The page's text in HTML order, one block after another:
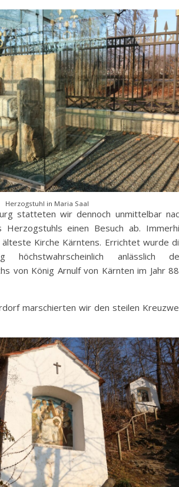
Herzogstuhl in Maria Saal
statteten wir dennoch unmittelbar
Herzogstuhls einen Besuch ab.
Kirche Kärntens. Errichtet wurde
höchstwahrscheinlich anlässlich
von König Arnulf von Kärnten im Jahr
marschierten wir den steilen